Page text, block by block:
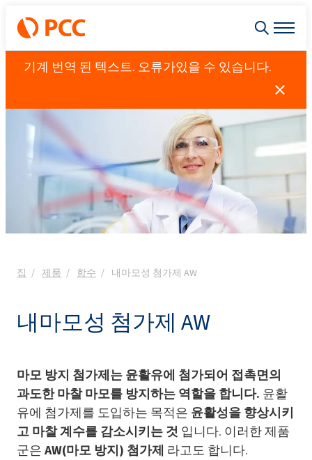
기계 번역 된 텍스트. 오류가있을 수 있습니다.
집 제품 함수 내마모성 첨가제 AW
내마모성 첨가제 AW
마모 방지 첨가제는 윤활유에 첨가되어 접촉면의
과도한 마찰 마모를 방지하는 역할을 합니다. 윤활
유에 첨가제를 도입하는 목적은 윤활성을 향상시키
고 마찰 계수를 감소시키는 것 입니다. 이러한 제품
군은 AW(마모 방지) 첨가제 라고도 합니다.